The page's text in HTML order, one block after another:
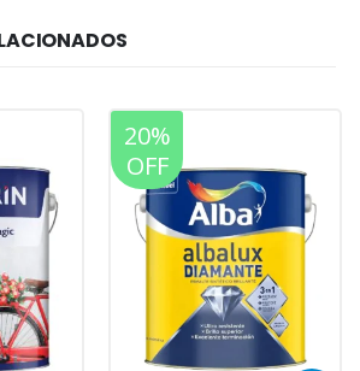
20%
OFF